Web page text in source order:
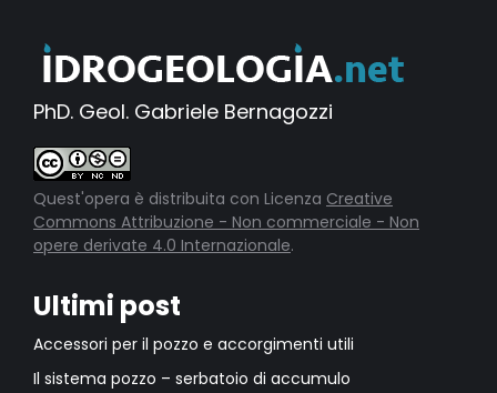
PhD. Geol. Gabriele Bernagozzi
Quest'opera è distribuita con Licenza Creative
Commons Attribuzione - Non commerciale - Non
opere derivate 4.0 Internazionale.
Ultimi post
Accessori per il pozzo e accorgimenti utili
Il sistema pozzo – serbatoio di accumulo